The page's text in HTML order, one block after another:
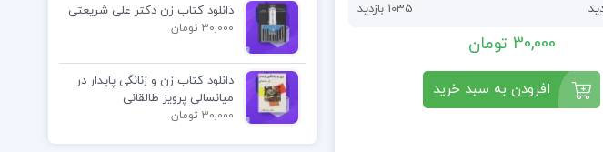
1035 بازدید
30,000 تومان
افزودن به سبد خرید
دانلود کتاب زن دکتر علی شریعتی
30,000 تومان
دانلود کتاب زن و زنانگی پایدار در
میانسالی پرویز طالقانی
30,000 تومان